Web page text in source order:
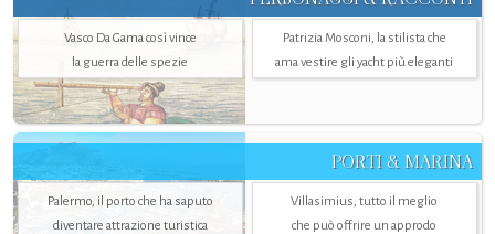
Vasco Da Gama così vince
la guerra delle spezie
Patrizia Mosconi, la stilista che
ama vestire gli yacht più eleganti
PORTI & MARINA
Palermo, il porto che ha saputo
diventare attrazione turistica
Villasimius, tutto il meglio
che può offrire un approdo